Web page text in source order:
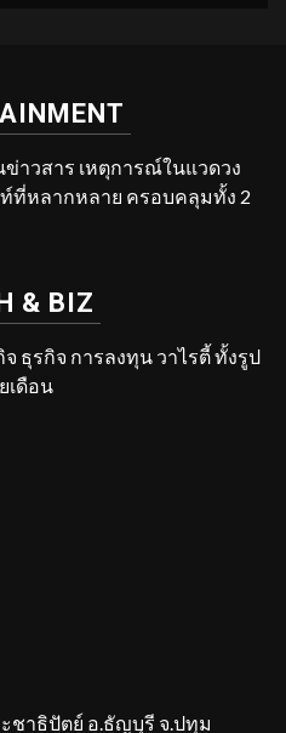
าวสาร เหตุการณ์ในแวดวง
ที่หลากหลาย ครอบคลุมทั้ง 2
& BIZ
ธุรกิจ การลงทุน วาไรตี้ ทั้งรูป
เดือน
ชาธิปัตย์ อ.ธัญบุรี จ.ปทุม